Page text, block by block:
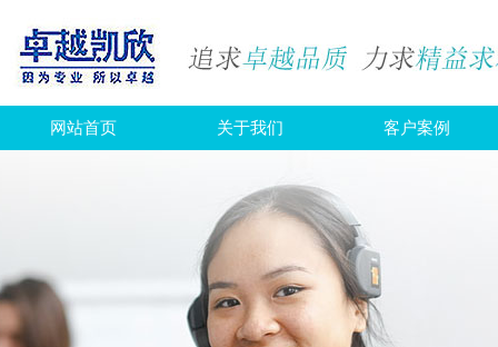
网站首页 关于我们 客户案例